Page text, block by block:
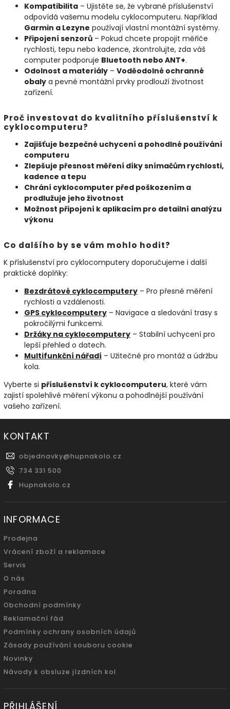
Kompatibilita – Ujistěte se, že vybrané příslušenství
odpovídá vašemu modelu cyklocomputeru. Například
Garmin a Lezyne používají vlastní montážní systémy.
Připojení senzorů – Pokud chcete propojit měřiče
rychlosti, tepu nebo kadence, zkontrolujte, zda váš
computer podporuje Bluetooth nebo ANT+.
Odolnost a materiály – Voděodolné ochranné
obaly a pevné montážní prvky prodlouží životnost
zařízení.
Proč investovat do kvalitního příslušenství k
cyklocomputeru?
Zajišťuje bezpečné uchycení a pohodlné používání
computeru
Zlepšuje přesnost měření díky snímačům rychlosti,
kadence a tepu
Chrání cyklocomputer před poškozením a
prodlužuje jeho životnost
Možnost připojení k aplikacím pro detailní analýzu
výkonu
Co dalšího by se vám mohlo hodit?
K příslušenství pro cyklocomputery doporučujeme i další
praktické doplňky:
Bezdrátové cyklocomputery – Pro přesné měření
rychlosti a vzdálenosti.
GPS cyklocomputery – Navigace a sledování trasy s
pokročilými funkcemi.
Držáky na cyklocomputery – Stabilní uchycení pro
lepší přehled o datech.
Multifunkční nářadí – Užitečné pro montáž a údržbu
kola.
Vyberte si příslušenství k cyklocomputeru, které vám
zajistí spolehlivé měření výkonu a pohodlnější používání
vašeho zařízení.
KONTAKT
objednavky@hupnakolo.cz
734 331 500
Hupnakolo.cz
INFORMACE
Prodejna
Vrácení zboží a reklamace
Servis
O nás
Poradna
Obchodní podmínky
Reklamační řád
Podmínky ochrany osobních údajů
Zásady používání souboru cookie
Novinky
Návody k obsluze jízdních kol
PŘIHLÁŠENÍ